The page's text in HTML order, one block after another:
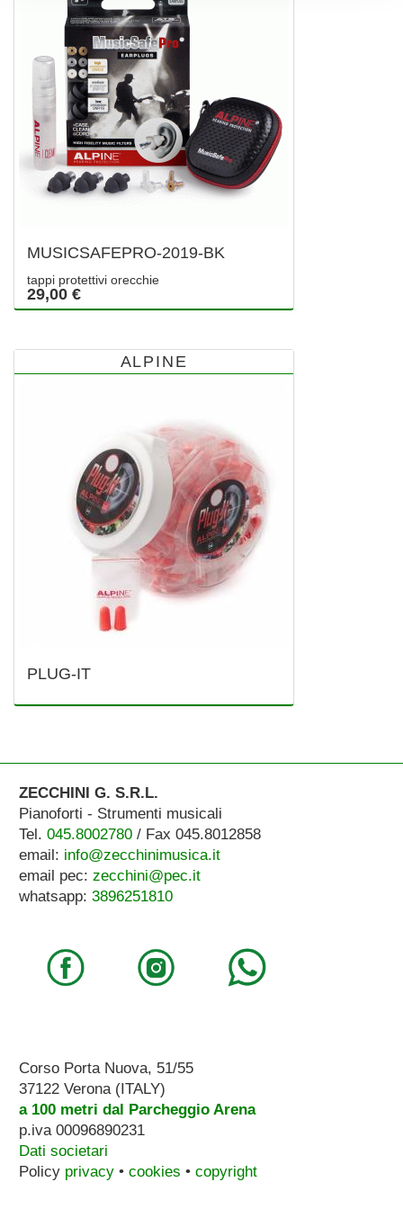
MUSICSAFEPRO-2019-BK
tappi protettivi orecchie
29,00 €
ALPINE
PLUG-IT
ZECCHINI G. S.R.L.
Pianoforti - Strumenti musicali
Tel. 045.8002780/ Fax 045.8012858
email: info@zecchinimusica.it
email pec: zecchini@pec.it
whatsapp: 3896251810
Corso Porta Nuova, 51/55
37122 Verona (ITALY)
a 100 metri dal Parcheggio Arena
p.iva 00096890231
Dati societari
Policy privacy• cookies • copyright